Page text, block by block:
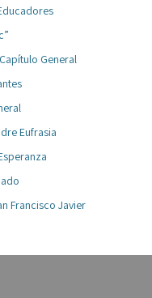
General
Eufrasia
Francisco Javier